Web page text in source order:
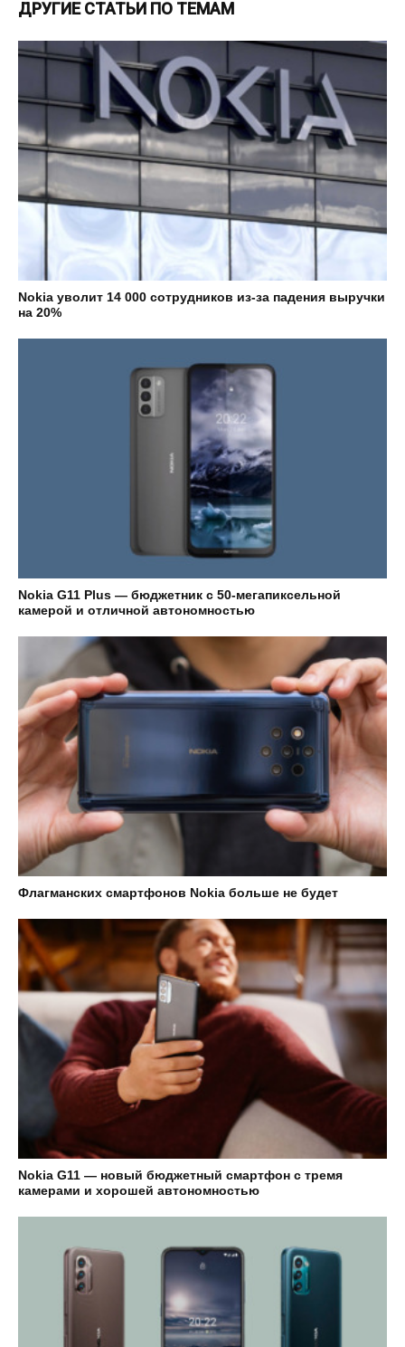
ДРУГИЕ СТАТЬИ ПО ТЕМАМ
Nokia уволит 14 000 сотрудников из-за падения выручки
на 20%
Nokia G11 Plus — бюджетник с 50-мегапиксельной
камерой и отличной автономностью
Флагманских смартфонов Nokia больше не будет
Nokia G11 — новый бюджетный смартфон с тремя
камерами и хорошей автономностью